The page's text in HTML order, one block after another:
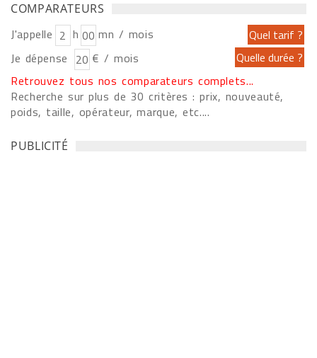
COMPARATEURS
J'appelle h
mn / mois
Je dépense
€ / mois
Retrouvez tous nos comparateurs complets...
Recherche sur plus de 30 critères : prix, nouveauté,
poids, taille, opérateur, marque, etc....
PUBLICITÉ